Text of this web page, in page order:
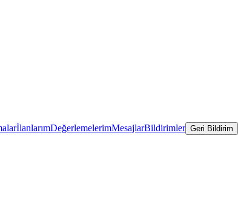
İlanlarımDeğerlemelerimMesajlarBildirimler Geri Bildirim